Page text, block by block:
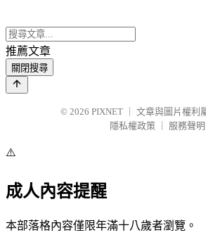
推薦文章
關閉搜尋
© 2026 PIXNET
文章與圖片權利
隱私權政策
服務聲明
⚠️
成人內容提醒
本部落格內容僅限年滿十八歲者瀏覽。